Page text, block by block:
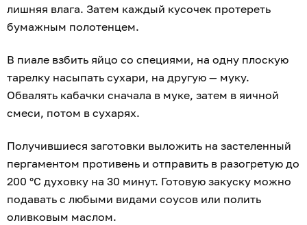
лишняя влага. Затем каждый кусочек протереть
бумажным полотенцем.
В пиале взбить яйцо со специями, на одну плоскую
тарелку насыпать сухари, на другую — муку.
Обвалять кабачки сначала в муке, затем в яичной
смеси, потом в сухарях.
Получившиеся заготовки выложить на застеленный
пергаментом противень и отправить в разогретую до
200 °С духовку на 30 минут. Готовую закуску можно
подавать с любыми видами соусов или полить
оливковым маслом.